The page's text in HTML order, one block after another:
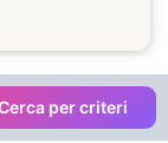
per criteri